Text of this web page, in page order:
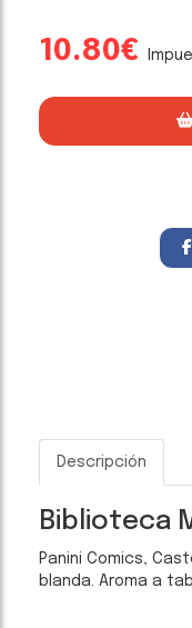
10.80€
Descripción
Biblioteca
Panini Comics,
blanda. Aroma a